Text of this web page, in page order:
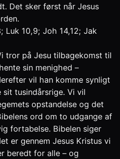
Det sker først når Jesus
Luk 10,9; Joh 14,12; Jak
tror på Jesu tilbagekomst til
sin menighed –
vil han komme synligt
tusindårsrige. Vi vil
opstandelse og det
ord om to udgange af
fortabelse. Bibelen siger
er gennem Jesus Kristus vi
beredt for alle – og